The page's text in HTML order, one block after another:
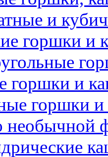
и
горшки и
горшки и
горшки
необычной